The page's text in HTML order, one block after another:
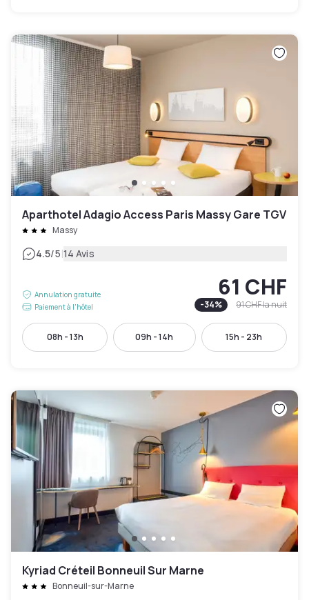
Aparthotel Adagio Access Paris Massy Gare TGV
Massy
4.5/5|14 Avis
Annulation gratuite
Paiement à l'hôtel
61 CHF
-34% 91 CHFla nuit
08h - 13h 09h - 14h 15h - 23h
Kyriad Créteil Bonneuil Sur Marne
Bonneuil-sur-Marne